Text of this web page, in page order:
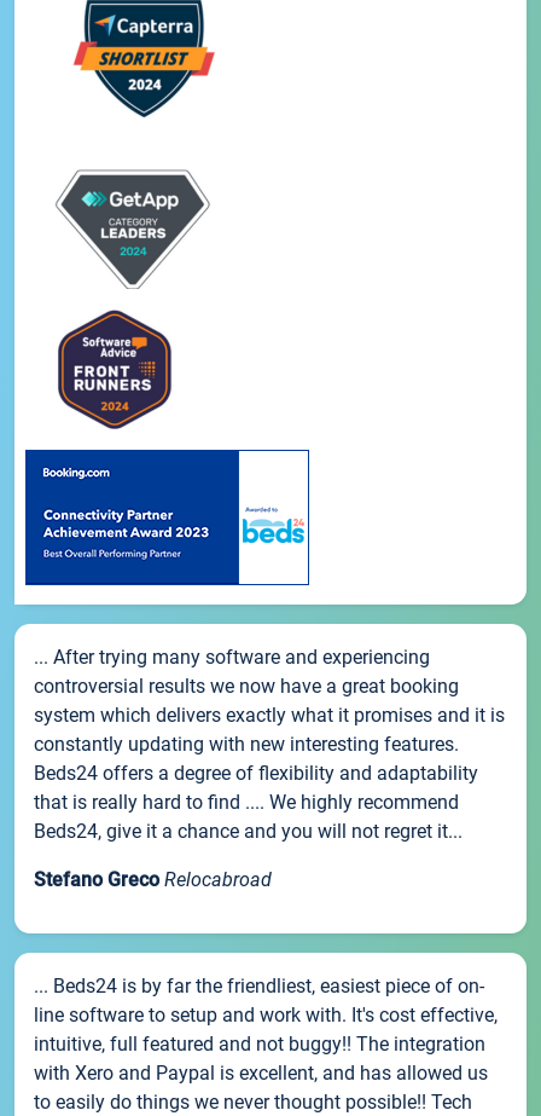
... After trying many software and experiencing
controversial results we now have a great booking
system which delivers exactly what it promises and it is
constantly updating with new interesting features.
Beds24 offers a degree of flexibility and adaptability
that is really hard to find .... We highly recommend
Beds24, give it a chance and you will not regret it...
Stefano Greco Relocabroad
... Beds24 is by far the friendliest, easiest piece of on-
line software to setup and work with. It's cost effective,
intuitive, full featured and not buggy!! The integration
with Xero and Paypal is excellent, and has allowed us
to easily do things we never thought possible!! Tech